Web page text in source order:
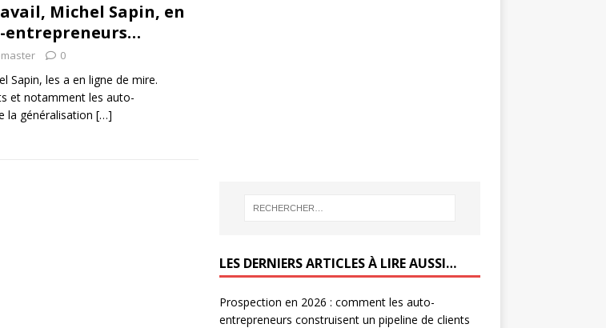
Michel Sapin, en
entrepreneurs…
0
Sapin, les a en ligne de mire.
et notamment les auto-
la généralisation […]
LES DERNIERS ARTICLES À LIRE AUSSI…
Prospection en 2026 : comment les auto-
entrepreneurs construisent un pipeline de clients